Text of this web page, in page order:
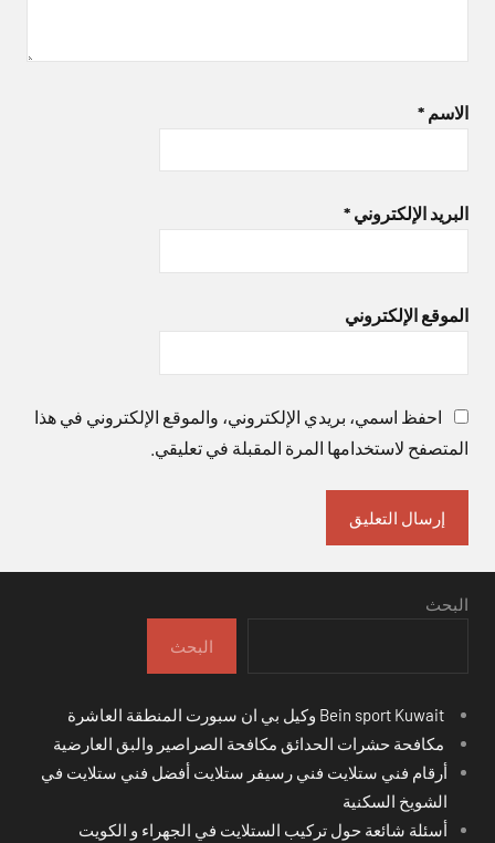
الاسم *
البريد الإلكتروني *
الموقع الإلكتروني
احفظ اسمي، بريدي الإلكتروني، والموقع الإلكتروني في هذا
المتصفح لاستخدامها المرة المقبلة في تعليقي.
البحث
البحث
مكافحة حشرات الحدائق مكافحة الصراصير والبق العارضية
أرقام فني ستلايت فني رسيفر ستلايت أفضل فني ستلايت في
الشويخ السكنية
أسئلة شائعة حول تركيب الستلايت في الجهراء و الكويت